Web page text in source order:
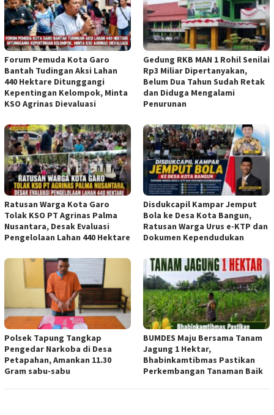
Forum Pemuda Kota Garo
Bantah Tudingan Aksi Lahan
440 Hektare Ditunggangi
Kepentingan Kelompok, Minta
KSO Agrinas Dievaluasi
Gedung RKB MAN 1 Rohil Senilai
Rp3 Miliar Dipertanyakan,
Belum Dua Tahun Sudah Retak
dan Diduga Mengalami
Penurunan
Ratusan Warga Kota Garo
Tolak KSO PT Agrinas Palma
Nusantara, Desak Evaluasi
Pengelolaan Lahan 440 Hektare
Disdukcapil Kampar Jemput
Bola ke Desa Kota Bangun,
Ratusan Warga Urus e-KTP dan
Dokumen Kependudukan
Polsek Tapung Tangkap
Pengedar Narkoba di Desa
Petapahan, Amankan 11.30
Gram sabu-sabu
BUMDES Maju Bersama Tanam
Jagung 1 Hektar,
Bhabinkamtibmas Pastikan
Perkembangan Tanaman Baik